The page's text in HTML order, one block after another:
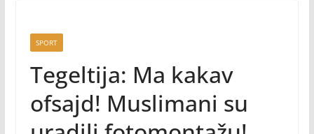
SPORT
Tegeltija: Ma kakav
ofsajd! Muslimani su